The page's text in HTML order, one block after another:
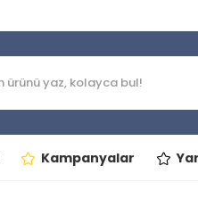
Kampanyalar